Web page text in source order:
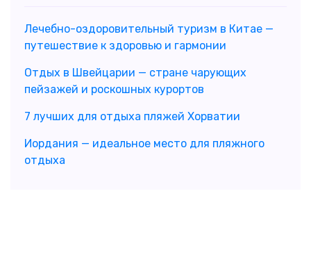
Лечебно-оздоровительный туризм в Китае —
путешествие к здоровью и гармонии
Отдых в Швейцарии — стране чарующих
пейзажей и роскошных курортов
7 лучших для отдыха пляжей Хорватии
Иордания — идеальное место для пляжного
отдыха